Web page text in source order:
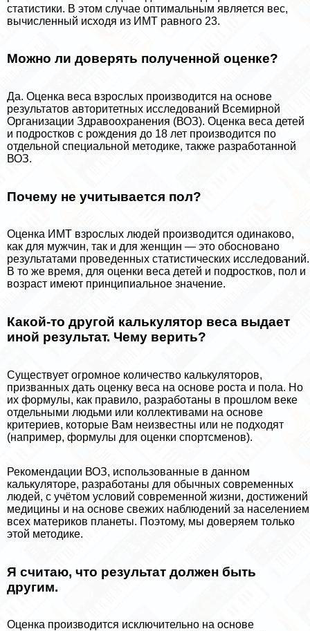
статистики. В этом случае оптимальным является вес,
вычисленный исходя из ИМТ равного 23.
Можно ли доверять полученной оценке?
Да. Оценка веса взрослых производится на основе
результатов авторитетных исследований Всемирной
Организации Здравоохранения (ВОЗ). Оценка веса детей
и подростков с рождения до 18 лет производится по
отдельной специальной методике, также разработанной
ВОЗ.
Почему не учитывается пол?
Оценка ИМТ взрослых людей производится одинаково,
как для мужчин, так и для женщин — это обосновано
результатами проведенных статистических исследований.
В то же время, для оценки веса детей и подростков, пол и
возраст имеют принципиальное значение.
Какой-то другой калькулятор веса выдает
иной результат. Чему верить?
Существует огромное количество калькуляторов,
призванных дать оценку веса на основе роста и пола. Но
их формулы, как правило, разработаны в прошлом веке
отдельными людьми или коллективами на основе
критериев, которые Вам неизвестны или не подходят
(например, формулы для оценки спортсменов).
Рекомендации ВОЗ, использованные в данном
калькуляторе, разработаны для обычных современных
людей, с учётом условий современной жизни, достижений
медицины и на основе свежих наблюдений за населением
всех материков планеты. Поэтому, мы доверяем только
этой методике.
Я считаю, что результат должен быть
другим.
Оценка производится исключительно на основе